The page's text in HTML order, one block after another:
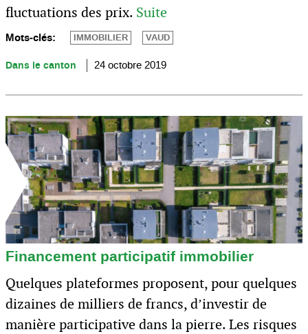
fluctuations des prix. Suite
Mots-clés: IMMOBILIER VAUD
Dans le canton 24 octobre 2019
Financement participatif immobilier
Quelques plateformes proposent, pour quelques
dizaines de milliers de francs, d’investir de
manière participative dans la pierre. Les risques